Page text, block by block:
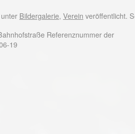
Bildergalerie, Verein veröffentlicht.
Referenznummer der
19